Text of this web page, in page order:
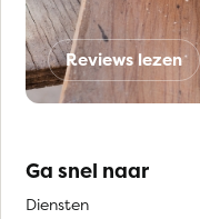
Reviews lezen
Ga snel naar
Diensten